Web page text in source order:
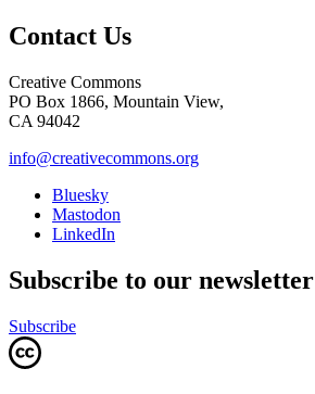
Contact Us
Creative Commons
PO Box 1866, Mountain View,
CA 94042
info@creativecommons.org
Bluesky
Mastodon
LinkedIn
Subscribe to our newsletter
Subscribe